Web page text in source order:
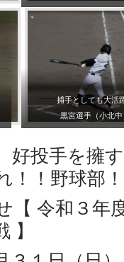
捕手としても大活
黒宮選手（小北中
好投手を擁
！！野球部
【 令和３年
】